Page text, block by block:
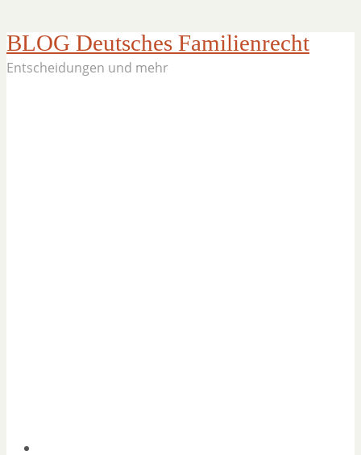
BLOG Deutsches Familienrecht
Entscheidungen und mehr